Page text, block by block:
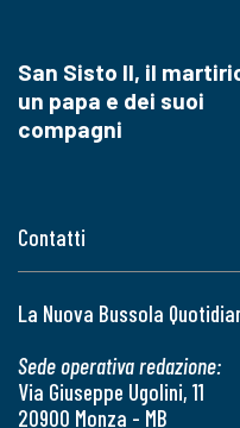
Contatti
La Nuova Bussola
Sede operativa redazione:
Via Giuseppe Ugolini, 11
20900 Monza - MB
San Sisto II, il
un papa e dei suoi
compagni